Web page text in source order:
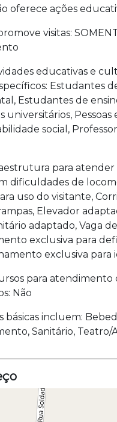
oferece ações
visitas:
educativas e
Estudantes
, Estudantes de
universitários, Pessoas
social ,
para atender
dificuldades de
uso do visitante,
, Elevador
adaptado, Vaga de
exclusiva para
exclusiva para
para atendimento
Não
básicas incluem:
, Sanitário, Teatro/